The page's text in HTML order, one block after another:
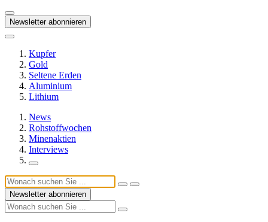
Newsletter abonnieren
Kupfer
Gold
Seltene Erden
Aluminium
Lithium
News
Rohstoffwochen
Minenaktien
Interviews
Newsletter abonnieren